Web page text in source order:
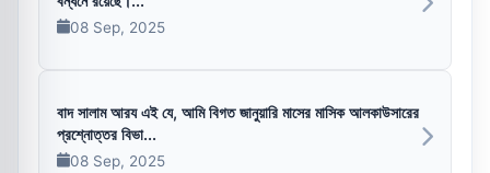
08 Sep, 2025
বাদ সালাম আরয এই যে, আমি বিগত জানুয়ারি মাসের মাসিক আলকাউসারের
প্রশ্নোত্তর বিভা...
08 Sep, 2025